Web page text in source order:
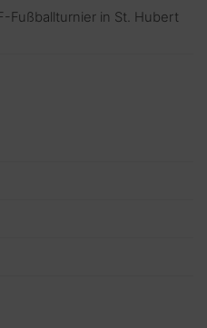
Fußballturnier in St. Hubert